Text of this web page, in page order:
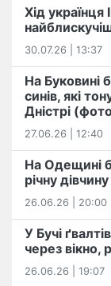
Хід українця
30.07.26 | 13:37
На Буковині
синів, які
Дністрі
27.06.26 | 12:40
На Одещині
річну дівчину
26.06.26 | 20:00
У Бучі
через вікно,
26.06.26 | 19:07